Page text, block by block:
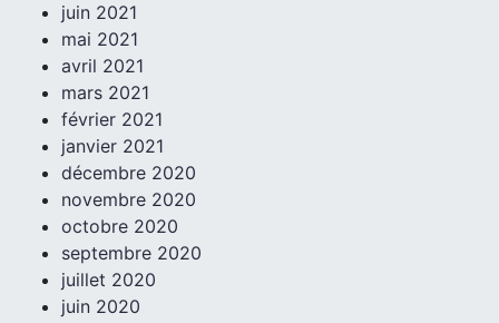
juin 2021
mai 2021
avril 2021
mars 2021
février 2021
janvier 2021
décembre 2020
novembre 2020
octobre 2020
septembre 2020
juillet 2020
juin 2020